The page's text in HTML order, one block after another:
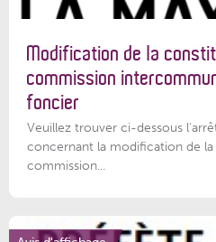
Modification de la
commission
foncier
Veuillez trouver ci-dessous
concernant la modification de
commission...